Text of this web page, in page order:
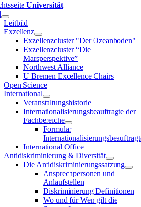
Universität
Leitbild
Exzellenz
Exzellenzcluster "Der Ozeanboden"
Exzellenzcluster “Die
Marsperspektive”
Northwest Alliance
U Bremen Excellence Chairs
Open Science
International
Veranstaltungshistorie
Internationalisierungsbeauftragte der
Fachbereiche
Formular
International Office
Antidiskriminierung & Diversität
Die Antidiskriminierungssatzung
Ansprechpersonen und
Anlaufstellen
Diskriminierung Definitionen
Wo und für Wen gilt die